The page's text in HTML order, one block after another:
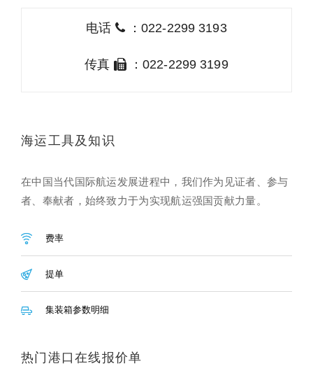
电话 ：022-2299 3193
传真 ：022-2299 3199
海运工具及知识
在中国当代国际航运发展进程中，我们作为见证者、参与
者、奉献者，始终致力于为实现航运强国贡献力量。
费率
提单
集装箱参数明细
热门港口在线报价单